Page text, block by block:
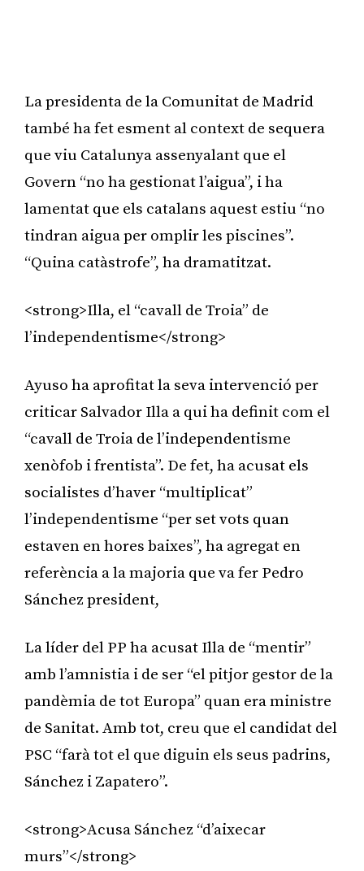
La presidenta de la Comunitat de Madrid
també ha fet esment al context de sequera
que viu Catalunya assenyalant que el
Govern “no ha gestionat l’aigua”, i ha
lamentat que els catalans aquest estiu “no
tindran aigua per omplir les piscines”.
“Quina catàstrofe”, ha dramatitzat.
<strong>Illa, el “cavall de Troia” de
l’independentisme</strong>
Ayuso ha aprofitat la seva intervenció per
criticar Salvador Illa a qui ha definit com el
“cavall de Troia de l’independentisme
xenòfob i frentista”. De fet, ha acusat els
socialistes d’haver “multiplicat”
l’independentisme “per set vots quan
estaven en hores baixes”, ha agregat en
referència a la majoria que va fer Pedro
Sánchez president,
La líder del PP ha acusat Illa de “mentir”
amb l’amnistia i de ser “el pitjor gestor de la
pandèmia de tot Europa” quan era ministre
de Sanitat. Amb tot, creu que el candidat del
PSC “farà tot el que diguin els seus padrins,
Sánchez i Zapatero”.
<strong>Acusa Sánchez “d’aixecar
murs”</strong>